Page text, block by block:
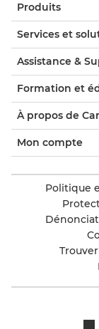
Produits
Services et
Assistance &
Formation et
À propos de
Mon compte
Politique